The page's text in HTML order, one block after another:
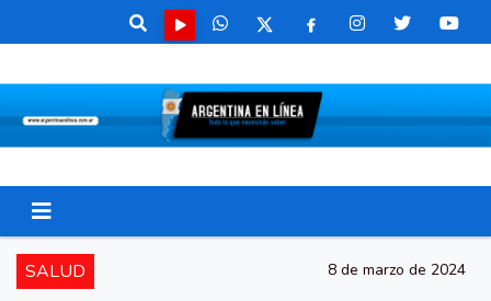
SALUD 8 de marzo de 2024